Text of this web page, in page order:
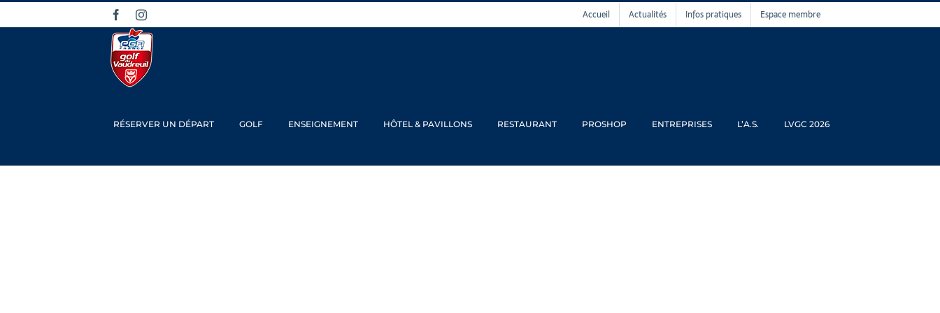
Passer
contenu
FacebookInstagram Accueil Actualités Infos pratiques Espace membre
RÉSERVER UN DÉPART GOLF ENSEIGNEMENT HÔTEL & PAVILLONS RESTAURANT PROSHOP ENTREPRISES L’A.S. LVGC 2026